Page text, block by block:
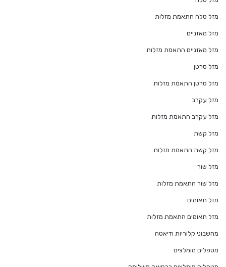
מזל טלה התאמת מזלות
מזל מאזניים
מזל מאזניים התאמת מזלות
מזל סרטן
מזל סרטן התאמת מזלות
מזל עקרב
מזל עקרב התאמת מזלות
מזל קשת
מזל קשת התאמת מזלות
מזל שור
מזל שור התאמת מזלות
מזל תאומים
מזל תאומים התאמת מזלות
מחשבוני קלוריות ודיאטה
מטפלים מומלצים